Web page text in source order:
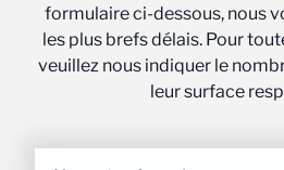
formulaire ci-dessous, nous
les plus brefs délais. Pour
veuillez nous indiquer le
leur surface